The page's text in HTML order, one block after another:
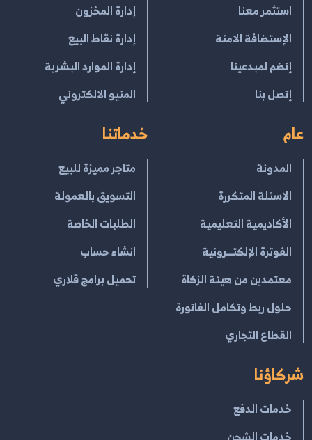
استثمر معنا
الإستضافة الامنة
إنضم لمبدعينا
إتصل بنا
إدارة المخزون
إدارة نقاط البيع
إدارة الموارد البشرية
المنيو الالكتروني
عام
المدونة
الاسئلة المتكررة
الأكاديمية التعليمية
الفوترة الإلكتــرونية
معتمدين من هيئة الزكاة
حلول ربط وتكامل الفاتورة
القطاع التجاري
خدماتنا
متاجر مميزة للبيع
التسويق بالعمولة
الطلبات الخاصة
انشاء حساب
تحميل برامج قلاري
شركاؤنا
خدمات الدفع